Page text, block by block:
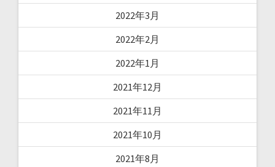
2022年3月
2022年2月
2022年1月
2021年12月
2021年11月
2021年10月
2021年8月